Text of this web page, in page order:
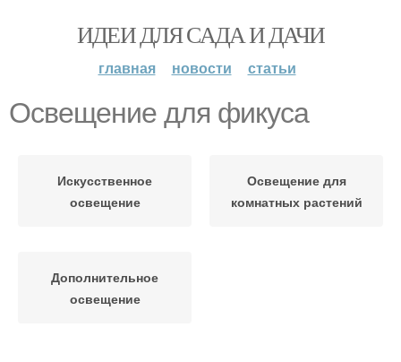
ИДЕИ ДЛЯ САДА И ДАЧИ
главная новости статьи
Освещение для фикуса
Искусственное
освещение
Освещение для
комнатных растений
Дополнительное
освещение